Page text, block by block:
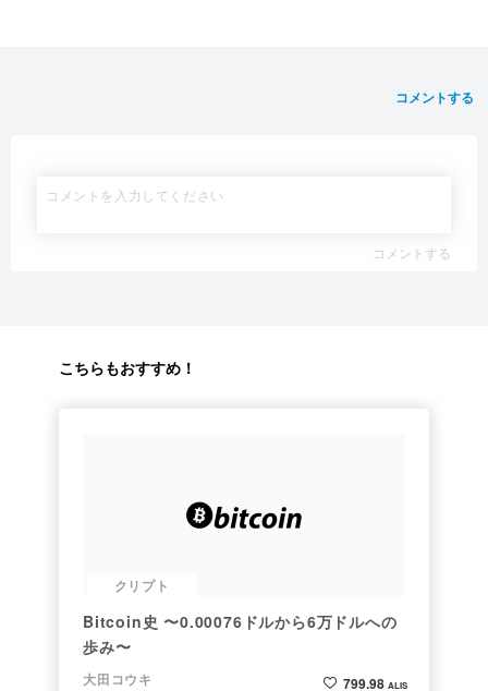
コメントする
コメントする
こちらもおすすめ！
クリプト
Bitcoin史 〜0.00076ドルから6万ドルへの
歩み〜
大田コウキ 799.98 ALIS